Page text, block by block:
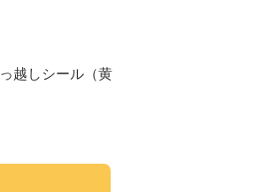
越しシール（黄